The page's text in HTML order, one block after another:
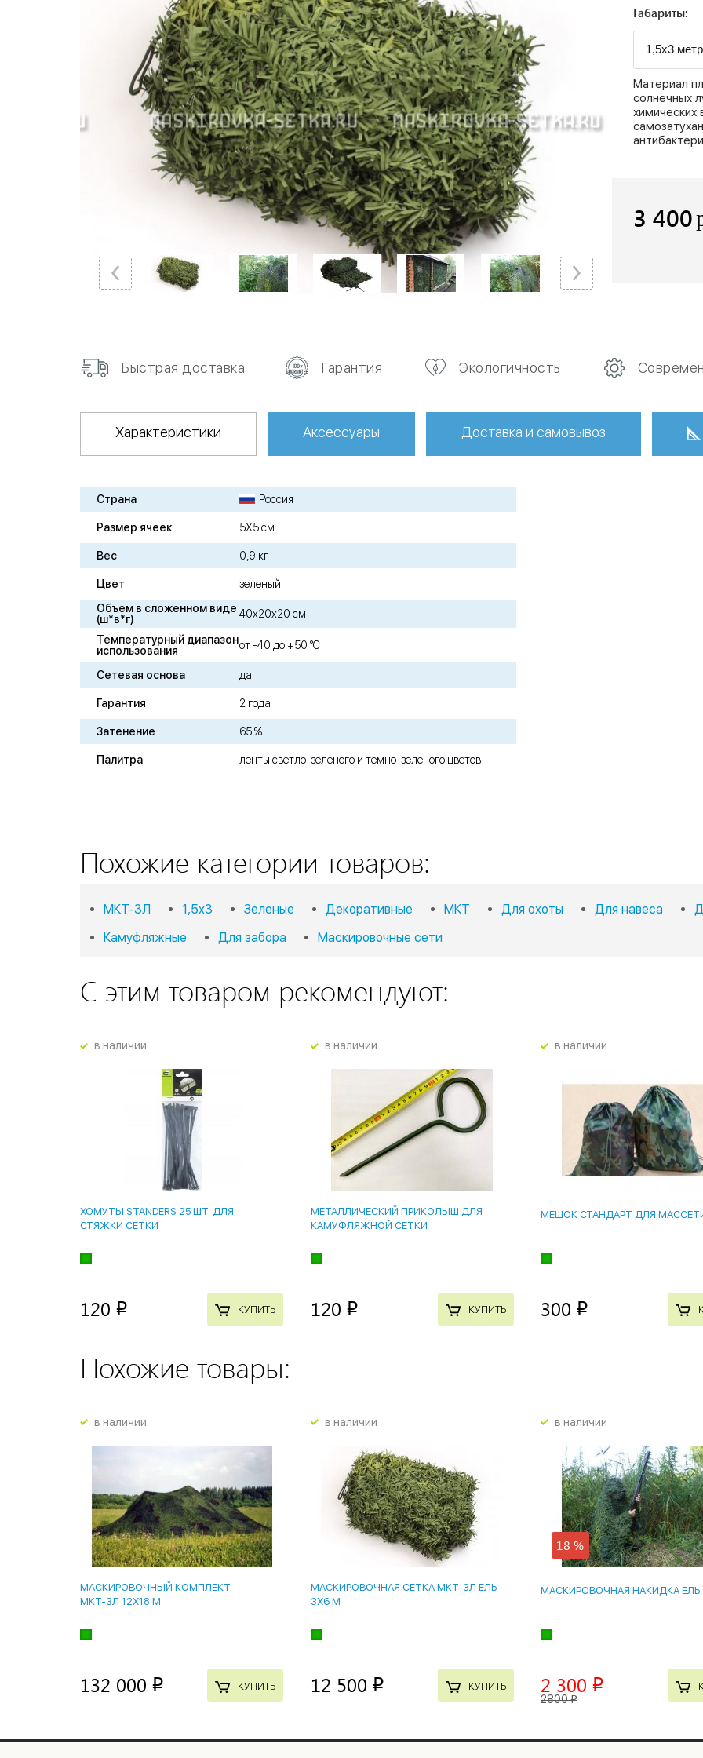
Габариты:
Материал
солнечных
химических
3 400
Быстрая доставка Гарантия Экологичность
Характеристики Аксессуары Доставка и самовывоз
Страна Россия
Размер ячеек 5Х5 см
Вес 0,9 кг
Цвет
зеленый
Объем в сложенном виде
(ш*в*г)
40х20х20 см
Температурный диапазон
использования
от -40 до +50 °C
Сетевая основа да
Гарантия 2 года
Затенение 65 %
Палитра ленты светло-зеленого и темно-зеленого цветов
Похожие категории товаров:
МКТ-3Л 1,5х3 Зеленые Декоративные МКТ Для охоты Для навеса
Камуфляжные
Для забора Маскировочные сети
С этим товаром рекомендуют:
в наличии
ХОМУТЫ STANDERS 25 ШТ. ДЛЯ
СТЯЖКИ СЕТКИ
120 p КУПИТЬ
в наличии
МЕТАЛЛИЧЕСКИЙ ПРИКОЛЫШ ДЛЯ
КАМУФЛЯЖНОЙ СЕТКИ
120 p КУПИТЬ
в наличии
МЕШОК СТАНДАРТ ДЛЯ
300 p
Похожие товары:
в наличии
МАСКИРОВОЧНЫЙ КОМПЛЕКТ
МКТ-3Л 12Х18 М
132 000 p КУПИТЬ
в наличии
МАСКИРОВОЧНАЯ СЕТКА МКТ-3Л ЕЛЬ
3Х6 М
12 500 p КУПИТЬ
в наличии
18 %
МАСКИРОВОЧНАЯ НАКИДКА ЕЛЬ
2 300 p
2800p